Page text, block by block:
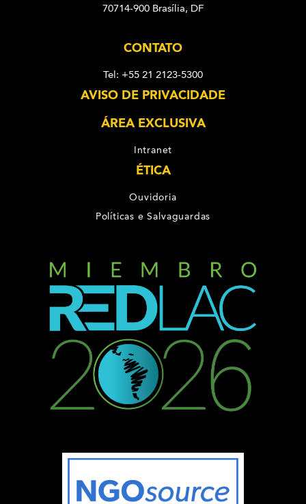
70714-900 Brasília, DF
CONTATO
Tel: +55 21 2123-5300
AVISO DE PRIVACIDADE
ÁREA EXCLUSIVA
Intranet
ÉTICA
Ouvidoria
Políticas e Salvaguardas